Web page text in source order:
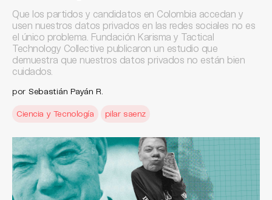
Que los partidos y candidatos en Colombia accedan y
usen nuestros datos privados en las redes sociales no es
el único problema. Fundación Karisma y Tactical
Technology Collective publicaron un estudio que
demuestra que nuestros datos privados no están bien
cuidados.
por Sebastián Payán R.
Ciencia y Tecnología pilar saenz